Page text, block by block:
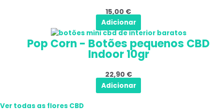
na
página
do
produto
15,00 €
Adicionar
Pop Corn - Botões pequenos CBD
Indoor 10gr
22,90 €
Adicionar
Ver todas as flores CBD